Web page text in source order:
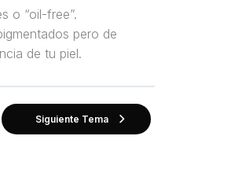
o “oil-free”.
pero de
de tu piel.
Siguiente Tema